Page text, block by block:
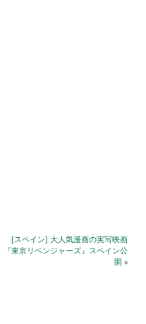
[スペイン] 大人気漫画の実写映画
『東京リベンジャーズ』スペイン公
開»